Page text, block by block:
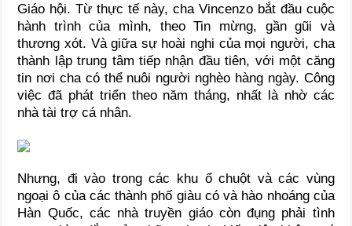
Giáo hội. Từ thực tế này, cha Vincenzo bắt đầu cuộc
hành trình của mình, theo Tin mừng, gần gũi và
thương xót. Và giữa sự hoài nghi của mọi người, cha
thành lập trung tâm tiếp nhận đầu tiên, với một căng
tin nơi cha có thể nuôi người nghèo hàng ngày. Công
việc đã phát triển theo năm tháng, nhất là nhờ các
nhà tài trợ cá nhân.
Nhưng, đi vào trong các khu ổ chuột và các vùng
ngoại ô của các thành phố giàu có và hào nhoáng của
Hàn Quốc, các nhà truyền giáo còn đụng phải tình